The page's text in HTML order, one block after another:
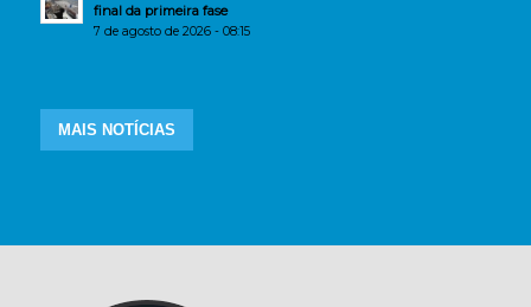
final da primeira fase
7 de agosto de 2026 - 08:15
MAIS NOTÍCIAS